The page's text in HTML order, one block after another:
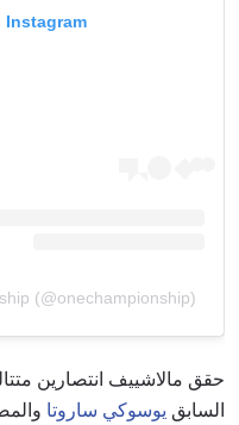
(@onechampionship)
حقق مالاشييف انتصارين
السابق يوسوكي ساروتا